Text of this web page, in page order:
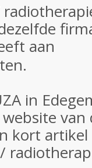
aan
in
van
kort